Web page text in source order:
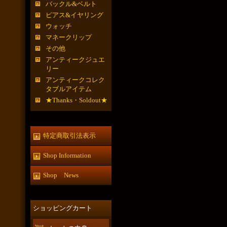
バックル&ベルト
ピアス&イヤリング
ウォッチ
マネークリップ
その他
アンティークジュエ
リー
アンティークコレク
タブルアイテム
★Thanks・Soldout★
特定商取引法表示
Shop Information
Shop News
ショッピングカート